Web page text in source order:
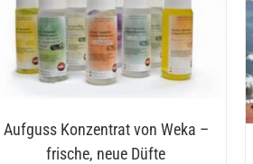
AUSFÜHRUNG WÄHLEN DIESES
PRODUKT
WEIST
MEHRERE
VARIANTEN
DIE
OPTIONEN
KÖNNEN
/
DETAILS
Aufguss Konzentrat von Weka –
frische, neue Düfte